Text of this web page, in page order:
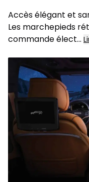
Accès élégant et
Les marchepieds
commande élect...